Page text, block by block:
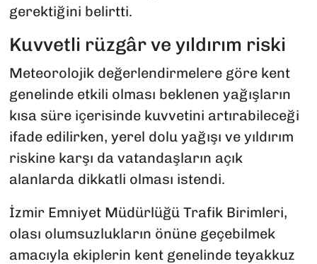
gerektiğini belirtti.
Kuvvetli rüzgâr ve yıldırım riski
Meteorolojik değerlendirmelere göre kent
genelinde etkili olması beklenen yağışların
kısa süre içerisinde kuvvetini artırabileceği
ifade edilirken, yerel dolu yağışı ve yıldırım
riskine karşı da vatandaşların açık
alanlarda dikkatli olması istendi.
İzmir Emniyet Müdürlüğü Trafik Birimleri,
olası olumsuzlukların önüne geçebilmek
amacıyla ekiplerin kent genelinde teyakkuz